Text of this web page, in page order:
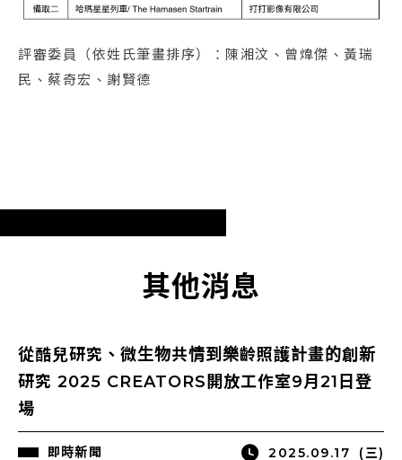
評審委員（依姓氏筆畫排序）：陳湘汶、曾煒傑、黃瑞
民、蔡奇宏、謝賢德
其他消息
從酷兒研究、微生物共情到樂齡照護計畫的創新
研究 2025 CREATORS開放工作室9月21日登
場
即時新聞 2025.09.17 (三)